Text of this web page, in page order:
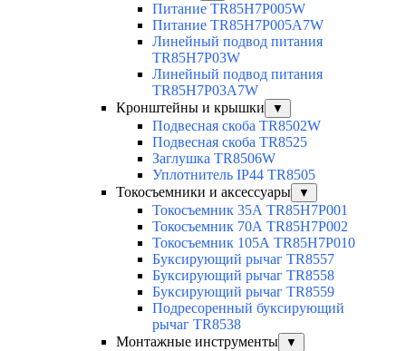
Питание TR85H7P005W
Питание TR85H7P005A7W
Линейный подвод питания
TR85H7P03W
Линейный подвод питания
TR85H7P03A7W
Кронштейны и крышки
▼
Подвесная скоба TR8502W
Подвесная скоба TR8525
Заглушка TR8506W
Уплотнитель IP44 TR8505
Токосъемники и аксессуары
▼
Токосъемник 35А TR85H7P001
Токосъемник 70А TR85H7P002
Токосъемник 105А TR85H7P010
Буксирующий рычаг TR8557
Буксирующий рычаг TR8558
Буксирующий рычаг TR8559
Подресоренный буксирующий
рычаг TR8538
Монтажные инструменты
▼